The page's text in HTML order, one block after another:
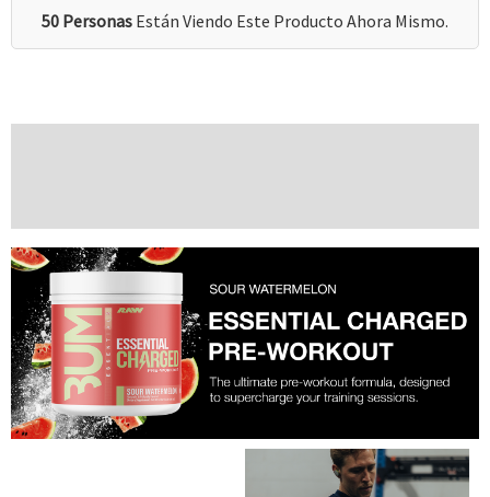
50 Personas Están Viendo Este Producto Ahora Mismo.